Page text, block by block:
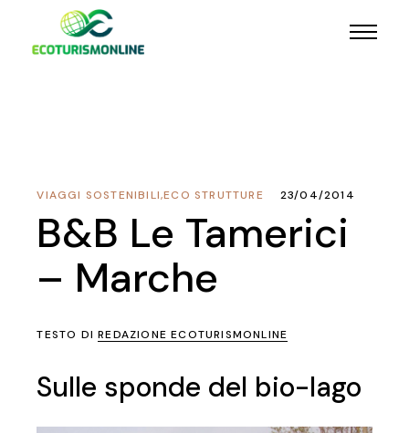
ECO STRUTTURE
,
VIAGGI SOSTENIBILI 23/04/2014
B&B Le Tamerici
– Marche
TESTO DIREDAZIONE ECOTURISMONLINE
Sulle sponde del bio-lago